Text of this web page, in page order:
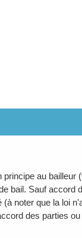
au
bail. Sauf accord
noter que la loi
des parties